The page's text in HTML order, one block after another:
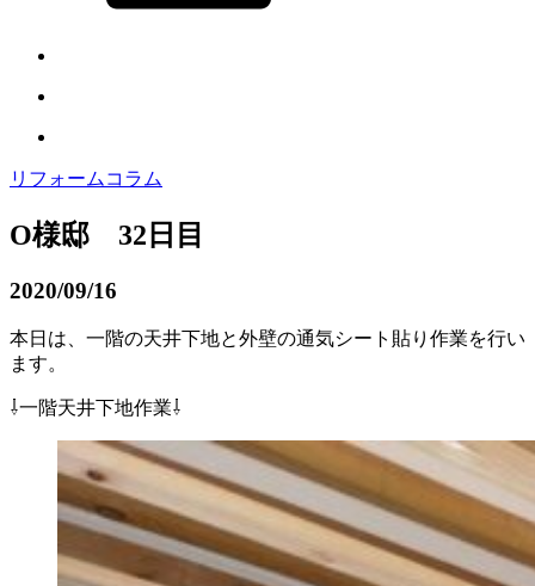
リフォームコラム
O様邸 32日目
2020/09/16
本日は、一階の天井下地と外壁の通気シート貼り作業を行い
ます。
⇩一階天井下地作業⇩